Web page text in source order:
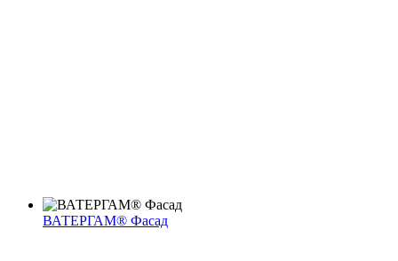
ВАТЕРГАМ® Фасад